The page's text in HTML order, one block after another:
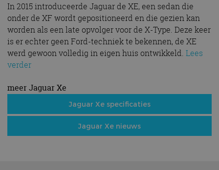
In 2015 introduceerde Jaguar de XE, een sedan die
onder de XF wordt gepositioneerd en die gezien kan
worden als een late opvolger voor de X-Type. Deze keer
is er echter geen Ford-techniek te bekennen, de XE
werd gewoon volledig in eigen huis ontwikkeld. Lees
verder
meer Jaguar Xe
Jaguar Xe specificaties
Jaguar Xe nieuws